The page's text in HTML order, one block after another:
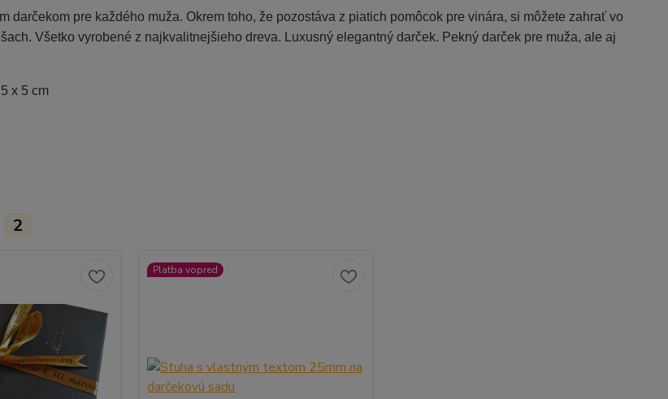
darčekom pre každého muža. Okrem toho, že pozostáva z piatich pomôcok pre vinára, si môžete zahrať vo
Všetko vyrobené z najkvalitnejšieho dreva. Luxusný elegantný darček. Pekný darček pre muža, ale aj
x 5 cm
2
Platba vopred